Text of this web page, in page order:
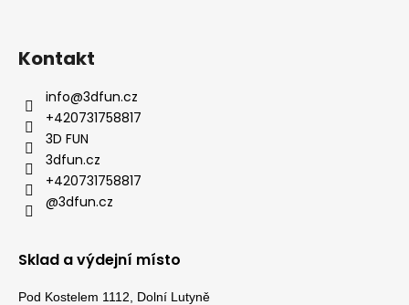
Kontakt
info@3dfun.cz
+420731758817
3D FUN
3dfun.cz
+420731758817
@3dfun.cz
Sklad a výdejní místo
Pod Kostelem 1112, Dolní Lutyně